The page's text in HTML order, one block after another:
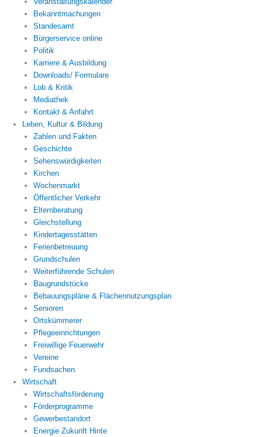
Bekanntmachungen
Standesamt
Bürgerservice online
Politik
Karriere & Ausbildung
Downloads/ Formulare
Lob & Kritik
Mediathek
Kontakt & Anfahrt
Leben, Kultur & Bildung
Zahlen und Fakten
Geschichte
Sehenswürdigkeiten
Kirchen
Wochenmarkt
Öffentlicher Verkehr
Elternberatung
Gleichstellung
Kindertagesstätten
Ferienbetreuung
Grundschulen
Weiterführende Schulen
Baugrundstücke
Bebauungspläne & Flächennutzungsplan
Senioren
Ortskümmerer
Pflegeeinrichtungen
Freiwillige Feuerwehr
Vereine
Fundsachen
Wirtschaft
Wirtschaftsförderung
Förderprogramme
Gewerbestandort
Energie Zukunft Hinte